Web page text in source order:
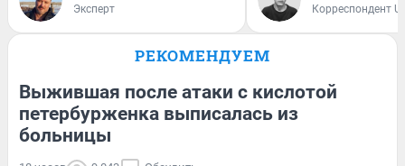
Эксперт Корреспондент
РЕКОМЕНДУЕМ
Выжившая после атаки с кислотой
петербурженка выписалась из
больницы